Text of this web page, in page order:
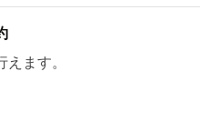
ます。